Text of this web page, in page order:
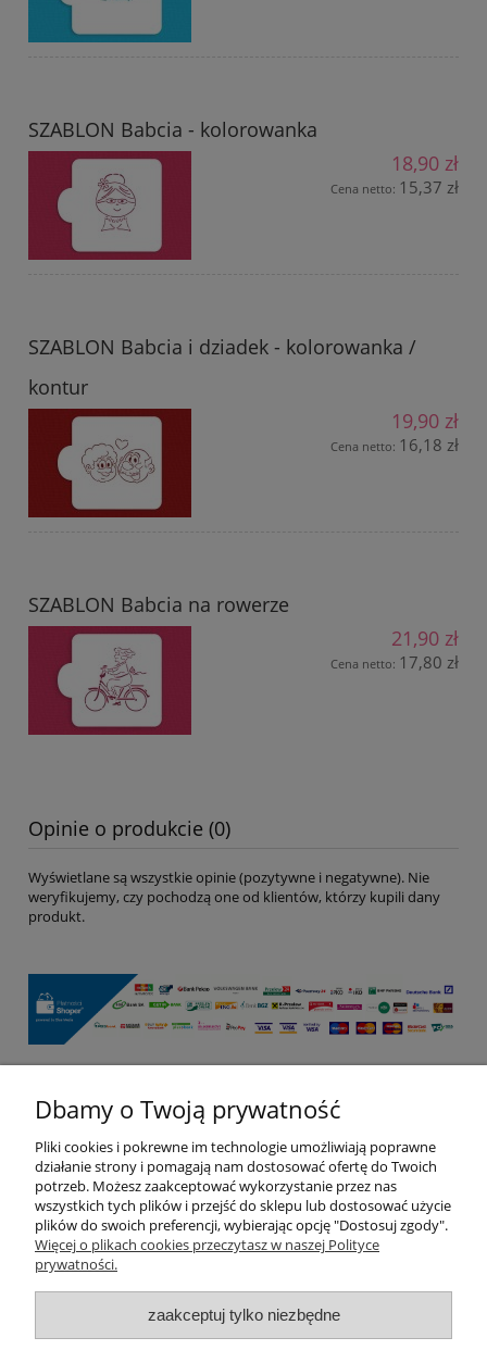
SZABLON Babcia - kolorowanka
18,90 zł
Cena netto: 15,37 zł
SZABLON Babcia i dziadek - kolorowanka /
kontur
19,90 zł
Cena netto: 16,18 zł
SZABLON Babcia na rowerze
21,90 zł
Cena netto: 17,80 zł
Opinie o produkcie (0)
Wyświetlane są wszystkie opinie (pozytywne i negatywne). Nie
weryfikujemy, czy pochodzą one od klientów, którzy kupili dany
produkt.
Pomoc
Moje konto
Płatności i dostawa
O nas
Dbamy o Twoją prywatność
Pliki cookies i pokrewne im technologie umożliwiają poprawne
działanie strony i pomagają nam dostosować ofertę do Twoich
potrzeb. Możesz zaakceptować wykorzystanie przez nas
wszystkich tych plików i przejść do sklepu lub dostosować użycie
plików do swoich preferencji, wybierając opcję "Dostosuj zgody".
Więcej o plikach cookies przeczytasz w naszej Polityce
prywatności.
zaakceptuj tylko niezbędne